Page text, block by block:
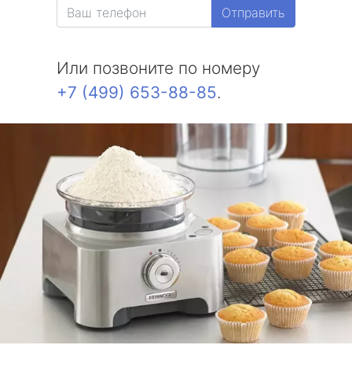
Отправить
Или позвоните по номеру
+7 (499) 653-88-85.